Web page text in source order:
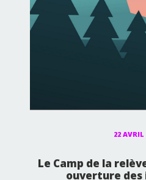
22 AVRIL
Le Camp de la
ouverture